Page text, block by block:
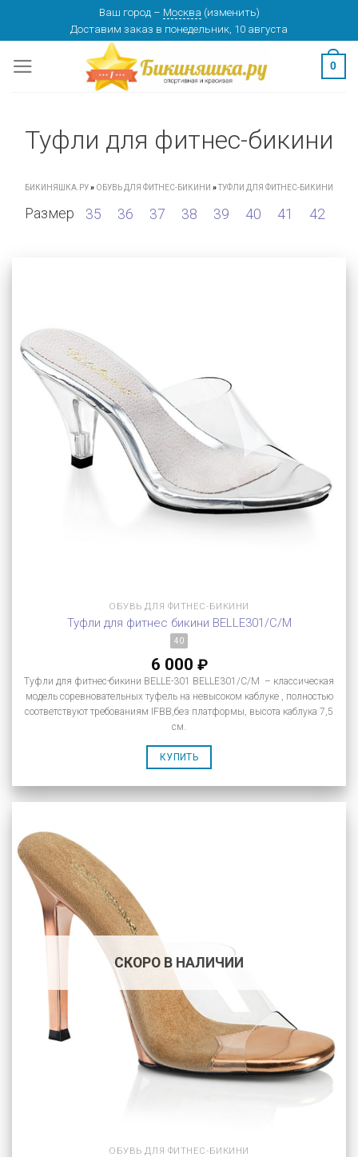
content
Ваш город – Москва (изменить)
Доставим заказ в понедельник, 10 августа
0
Туфли для фитнес-бикини
БИКИНЯШКА.РУ» ОБУВЬ ДЛЯ ФИТНЕС-БИКИНИ »ТУФЛИ ДЛЯ ФИТНЕС-БИКИНИ
Размер 35 36 37 38 39 40 41 42
ОБУВЬ ДЛЯ ФИТНЕС-БИКИНИ
Туфли для фитнес бикини BELLE301/C/M
40
6 000 ₽
Туфли для фитнес-бикини BELLE-301 BELLE301/C/M – классическая
модель соревновательных туфель на невысоком каблуке , полностью
соответствуют требованиям IFBB,без платформы, высота каблука 7,5
см.
КУПИТЬ
СКОРО В НАЛИЧИИ
ОБУВЬ ДЛЯ ФИТНЕС-БИКИНИ